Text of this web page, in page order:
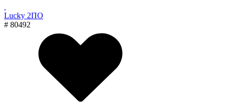
Lucky 2ПО
# 80492